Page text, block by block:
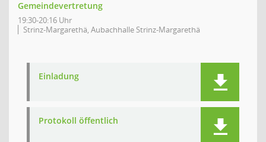
Gemeindevertretung
19:30-20:16 Uhr
Strinz-Margarethä, Aubachhalle Strinz-Margarethä
Einladung
Protokoll öffentlich